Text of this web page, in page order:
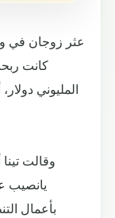
عثر زوجان في
كانت
المليوني
وقالت
يانصيب
بأعمال